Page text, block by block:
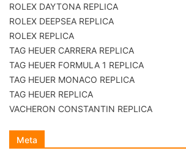
ROLEX DAYTONA REPLICA
ROLEX DEEPSEA REPLICA
ROLEX REPLICA
TAG HEUER CARRERA REPLICA
TAG HEUER FORMULA 1 REPLICA
TAG HEUER MONACO REPLICA
TAG HEUER REPLICA
VACHERON CONSTANTIN REPLICA
Meta